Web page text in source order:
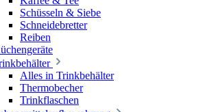
Schüsseln & Siebe
Schneidebretter
Reiben
Alles in Trinkbehälter
Thermobecher
Trinkflaschen